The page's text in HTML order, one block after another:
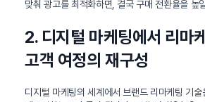
맞춰 광고를 최적화하면, 결국 구매 전환율을 높
2. 디지털 마케팅에서 리마
고객 여정의 재구성
디지털 마케팅의 세계에서 브랜드 리마케팅 기